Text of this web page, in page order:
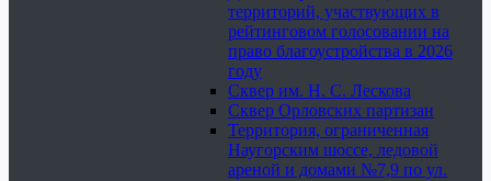
территорий, участвующих в
рейтинговом голосовании на
право благоустройства в 2026
году
Сквер им. Н. С. Лескова
Сквер Орловских партизан
Территория, ограниченная
Наугорским шоссе, ледовой
ареной и домами №7,9 по ул.